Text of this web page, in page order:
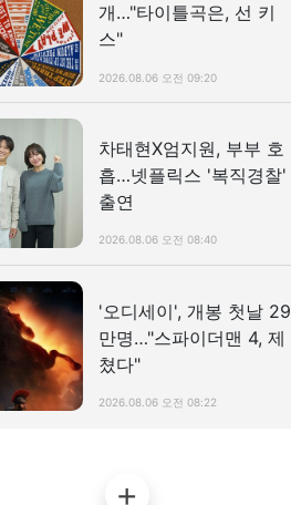
개…"타이틀곡은, 선 키
스"
2026.08.06 오전 09:20
차태현X엄지원, 부부 호
흡…넷플릭스 '복직경찰'
출연
2026.08.06 오전 08:40
'오디세이', 개봉 첫날 29
만명…"스파이더맨 4, 제
쳤다"
2026.08.06 오전 08:22